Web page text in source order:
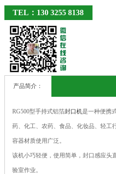
TEL：130 3255 8138
产品简介：
RG500型手持式铝箔封口机是一种便携
药、化工、农药、食品、化妆品、轻工
容器材质使用广泛。
该机小巧轻便，使用简单，封口感应头
验室作业。